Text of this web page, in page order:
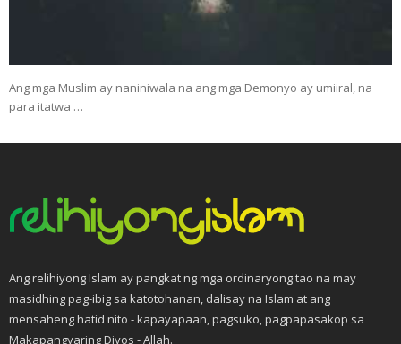
Ang mga Muslim ay naniniwala na ang mga Demonyo ay umiiral, na
para itatwa …
Ang relihiyong Islam ay pangkat ng mga ordinaryong tao na may
masidhing pag-ibig sa katotohanan, dalisay na Islam at ang
mensaheng hatid nito - kapayapaan, pagsuko, pagpapasakop sa
Makapangyaring Diyos - Allah.